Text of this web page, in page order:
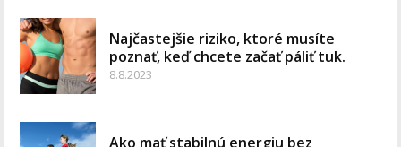
Najčastejšie riziko, ktoré musíte
poznať, keď chcete začať páliť tuk.
8.8.2023
Ako mať stabilnú energiu bez